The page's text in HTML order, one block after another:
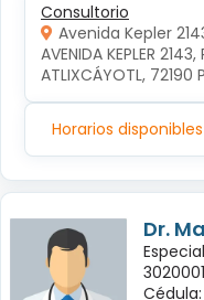
Consultorio
Avenida Kepler
AVENIDA KEPLER 2143,
ATLIXCÁYOTL, 72190
Horarios disponibles
Dr.
Cédula: